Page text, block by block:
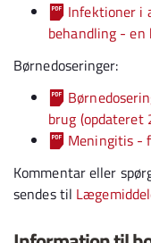
Infektioner i
behandling - en
Børnedoseringer:
brug (opdateret
Meningitis -
Kommentar eller
sendes til